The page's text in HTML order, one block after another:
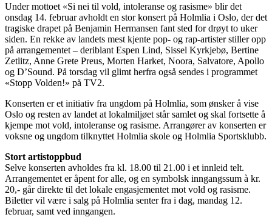
Under mottoet «Si nei til vold, intoleranse og rasisme» blir det
onsdag 14. februar avholdt en stor konsert på Holmlia i Oslo, der det
tragiske drapet på Benjamin Hermansen fant sted for drøyt to uker
siden. En rekke av landets mest kjente pop- og rap-artister stiller opp
på arrangementet – deriblant Espen Lind, Sissel Kyrkjebø, Bertine
Zetlitz, Anne Grete Preus, Morten Harket, Noora, Salvatore, Apollo
og D’Sound. På torsdag vil glimt herfra også sendes i programmet
«Stopp Volden!» på TV2.
Konserten er et initiativ fra ungdom på Holmlia, som ønsker å vise
Oslo og resten av landet at lokalmiljøet står samlet og skal fortsette å
kjempe mot vold, intoleranse og rasisme. Arrangører av konserten er
voksne og ungdom tilknyttet Holmlia skole og Holmlia Sportsklubb.
Stort artistoppbud
Selve konserten avholdes fra kl. 18.00 til 21.00 i et innleid telt.
Arrangementet er åpent for alle, og en symbolsk inngangssum à kr.
20,- går direkte til det lokale engasjementet mot vold og rasisme.
Biletter vil være i salg på Holmlia senter fra i dag, mandag 12.
februar, samt ved inngangen.